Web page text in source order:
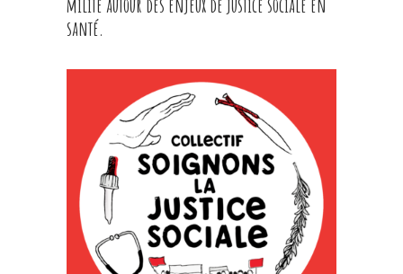
milite autour des enjeux de justice sociale en
santé.